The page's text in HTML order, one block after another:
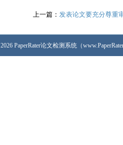
上一篇： 发表论文要充分尊重
PaperRater论文检测系统（